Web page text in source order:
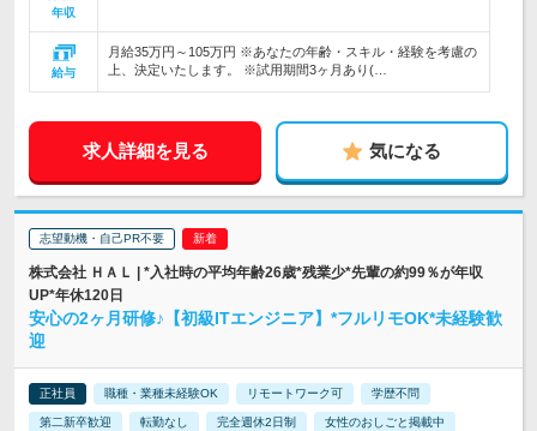
年収
給与
月給35万円～105万円 ※あなたの年齢・スキル・経験を考慮の
上、決定いたします。 ※試用期間3ヶ月あり(…
求人詳細を見る 気になる
志望動機・自己PR不要
株式会社 ＨＡＬ | *入社時の平均年齢26歳*残業少*先輩の約99％が年収
UP*年休120日
安心の2ヶ月研修♪【初級ITエンジニア】*フルリモOK*未経験歓
迎
正社員 職種・業種未経験OK リモートワーク可 学歴不問
第二新卒歓迎 転勤なし 完全週休2日制 女性のおしごと掲載中